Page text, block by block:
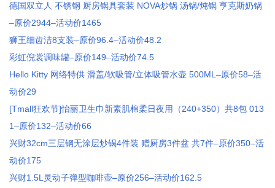
德国双立人 不锈钢 厨房锅具套装 NOVA炒锅 汤锅/炖锅 亨克斯奶锅
–原价2944–活动价1465
狮王细齿洁8支装–原价96.4–活动价48.2
彩虹倪裳调味罐–原价149–活动价74.5
Hello Kitty 网络特供 滑盖/软吸管/立体吸管水壶 500ML–原价58–活
动价29
[Tmall狂欢节]怡丽卫生巾新素肌棉柔日夜用（240+350）共8包 013
1–原价132–活动价66
兴财32cm三层钢无涂层炒锅4件装 赠厨房3件盆 共7件–原价350–活
动价175
兴财1.5L灵动子弹型咖啡壶–原价256–活动价162.5